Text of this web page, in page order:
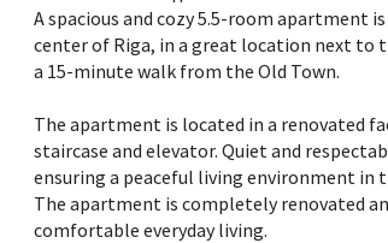
A spacious and cozy 5.5-room apartment
center of Riga, in a great location next to
a 15-minute walk from the Old Town.
The apartment is located in a renovated
staircase and elevator. Quiet and
ensuring a peaceful living environment in
The apartment is completely renovated
comfortable everyday living.